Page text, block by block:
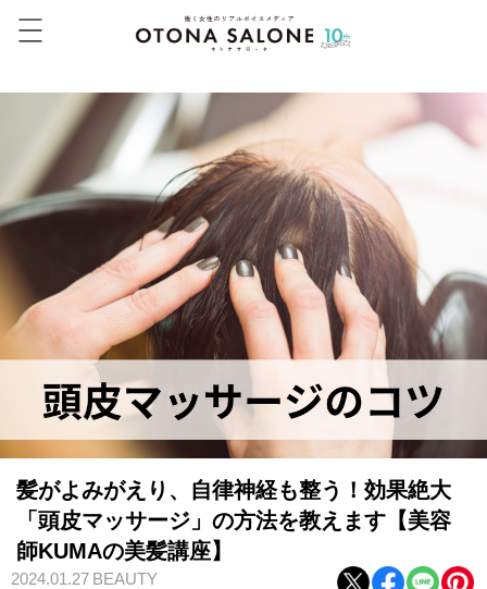
髪がよみがえり、自律神経も整う！効果絶大
「頭皮マッサージ」の方法を教えます【美容
師KUMAの美髪講座】
2024.01.27 BEAUTY